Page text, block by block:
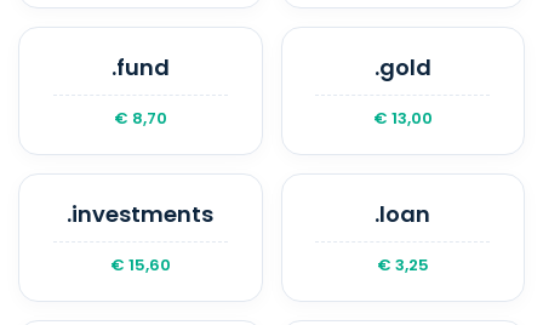
.fund
€ 8,70
.gold
€ 13,00
.investments
€ 15,60
.loan
€ 3,25